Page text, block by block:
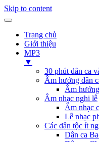
Skip to content
Trang chủ
Giới thiệu
MP3
▼
30 phút dân ca
Âm hưởng dân
Âm
Âm nhạc nghi lễ
Âm nhạc
Lễ nhạc
Các dân tộc ít
Dân ca